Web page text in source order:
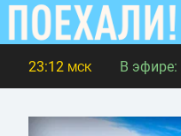
23:12 МСК В эфире: